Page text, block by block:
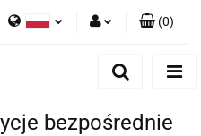
Dodaj zgłoszenie
(0)
bezpośrednie